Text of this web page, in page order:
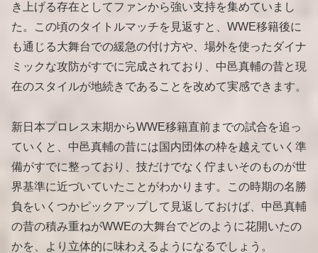
き上げる存在としてファンから強い支持を集めていまし
た。この頃のタイトルマッチを見返すと、WWE移籍後に
も通じる大舞台での緩急の付け方や、場外を使ったダイナ
ミックな攻防がすでに完成されており、中邑真輔の昔と現
在のスタイルが地続きであることを改めて実感できます。
新日本プロレス末期からWWE移籍直前までの試合を追っ
ていくと、中邑真輔の昔には国内団体の枠を越えていく準
備がすでに整っており、技だけでなく佇まいそのものが世
界基準に近づいていたことがわかります。この時期の名勝
負をいくつかピックアップして見返しておけば、中邑真輔
の昔の積み重ねがWWEの大舞台でどのように花開いたの
かを、より立体的に味わえるようになるでしょう。